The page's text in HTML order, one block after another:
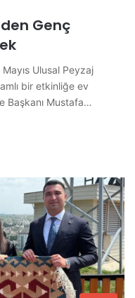
Genç
Ulusal Peyzaj
bir etkinliğe ev
Başkanı Mustafa…